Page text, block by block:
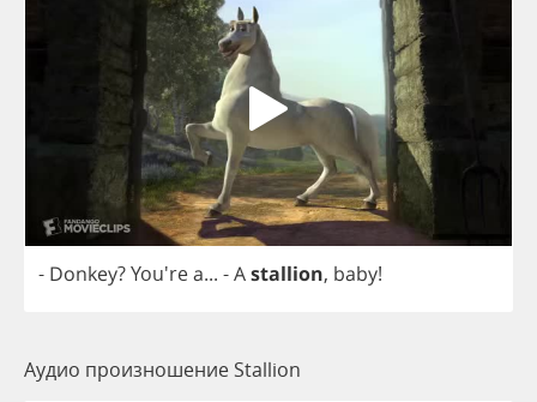
- Donkey? You'rea... -Astallion, baby!
Аудио произношение Stallion